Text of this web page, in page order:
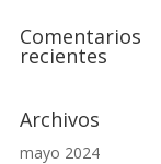
Comentarios
recientes
Archivos
mayo 2024